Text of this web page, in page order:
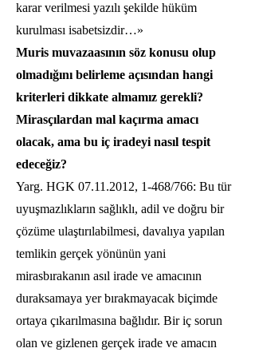
karar verilmesi yazılı şekilde hüküm
kurulması isabetsizdir…»
Muris muvazaasının söz konusu olup
olmadığını belirleme açısından hangi
kriterleri dikkate almamız gerekli?
Mirasçılardan mal kaçırma amacı
olacak, ama bu iç iradeyi nasıl tespit
edeceğiz?
Yarg. HGK 07.11.2012, 1-468/766: Bu tür
uyuşmazlıkların sağlıklı, adil ve doğru bir
çözüme ulaştırılabilmesi, davalıya yapılan
temlikin gerçek yönünün yani
mirasbırakanın asıl irade ve amacının
duraksamaya yer bırakmayacak biçimde
ortaya çıkarılmasına bağlıdır. Bir iç sorun
olan ve gizlenen gerçek irade ve amacın